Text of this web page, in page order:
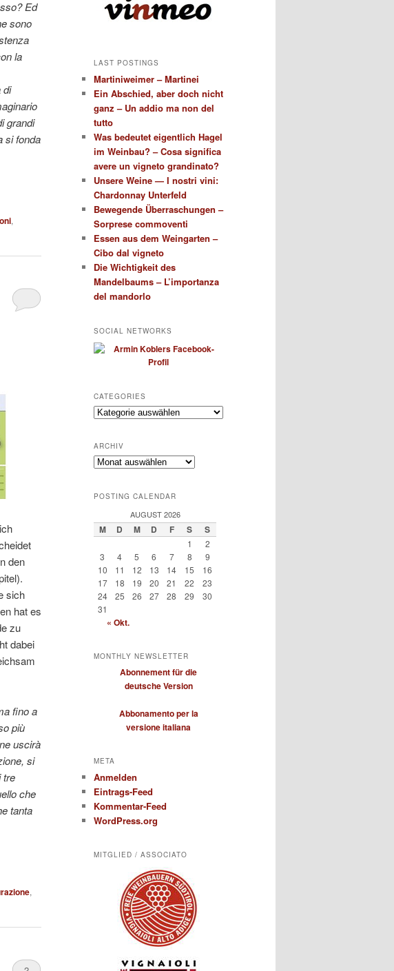
Ed
sono
la
di
grandi
si fonda
,
den
sich
hat es
zu
dabei
fino a
più
uscirà
si
tre
che
tanta
,
LAST POSTINGS
Martiniweimer – Martinei
Ein Abschied, aber doch nicht
ganz – Un addio ma non del
tutto
Was bedeutet eigentlich Hagel
im Weinbau? – Cosa significa
avere un vigneto grandinato?
Unsere Weine — I nostri vini:
Chardonnay Unterfeld
Bewegende Überraschungen –
Sorprese commoventi
Essen aus dem Weingarten –
Cibo dal vigneto
Die Wichtigkeit des
Mandelbaums – L’importanza
del mandorlo
SOCIAL NETWORKS
CATEGORIES
Categories
ARCHIV
Archiv
POSTING CALENDAR
AUGUST 2026
M D M D F S S
1
2
3
4 5 6 7 8
9
10
11 12 13 14 15
16
17
18 19 20 21 22
23
24
25 26 27 28 29
30
31
« Okt.
MONTHLY NEWSLETTER
Abonnement für die
deutsche Version
Abbonamento per la
versione italiana
META
Anmelden
Eintrags-Feed
Kommentar-Feed
WordPress.org
MITGLIED / ASSOCIATO